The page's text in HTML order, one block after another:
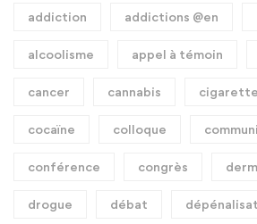
addiction addictions @en
alcoolisme appel à témoin
cancer cannabis
cocaïne colloque
conférence congrès
drogue débat